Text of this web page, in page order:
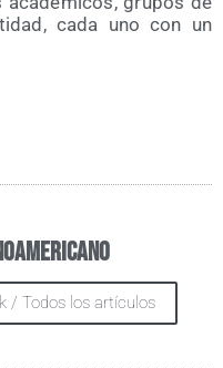
cada uno con un
/ Todos los artículos